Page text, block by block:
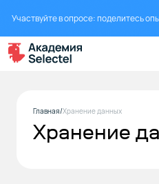
Участвуйте в опросе: поделитесь
Главная Хранение данных
Хранение